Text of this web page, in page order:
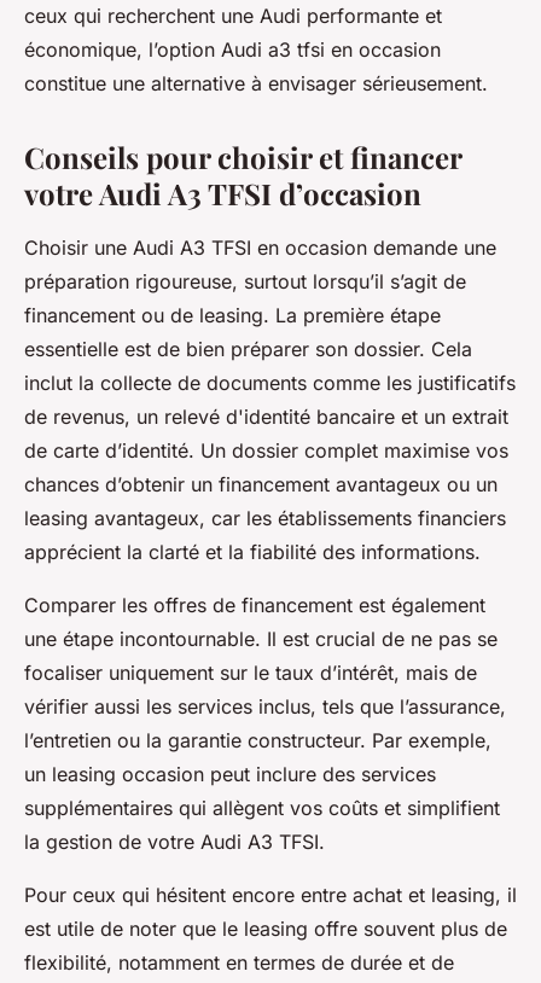
ceux qui recherchent une Audi performante et
économique, l’option Audi a3 tfsi en occasion
constitue une alternative à envisager sérieusement.
Conseils pour choisir et financer
votre Audi A3 TFSI d’occasion
Choisir une Audi A3 TFSI en occasion demande une
préparation rigoureuse, surtout lorsqu’il s’agit de
financement ou de leasing. La première étape
essentielle est de bien préparer son dossier. Cela
inclut la collecte de documents comme les justificatifs
de revenus, un relevé d'identité bancaire et un extrait
de carte d’identité. Un dossier complet maximise vos
chances d’obtenir un financement avantageux ou un
leasing avantageux, car les établissements financiers
apprécient la clarté et la fiabilité des informations.
Comparer les offres de financement est également
une étape incontournable. Il est crucial de ne pas se
focaliser uniquement sur le taux d’intérêt, mais de
vérifier aussi les services inclus, tels que l’assurance,
l’entretien ou la garantie constructeur. Par exemple,
un leasing occasion peut inclure des services
supplémentaires qui allègent vos coûts et simplifient
la gestion de votre Audi A3 TFSI.
Pour ceux qui hésitent encore entre achat et leasing, il
est utile de noter que le leasing offre souvent plus de
flexibilité, notamment en termes de durée et de